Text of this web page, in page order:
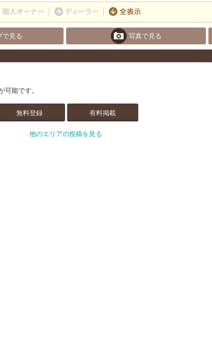
で見る 写真で見る
能です。
無料登録 有料掲載
他のエリアの投稿を見る